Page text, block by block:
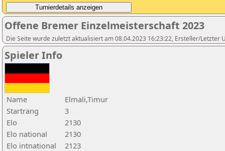
Offene Bremer Einzelmeisterschaft 2023
Die Seite wurde zuletzt aktualisiert am 08.04.2023 16:23:22, Ersteller/Letzter
Spieler Info
Name
Elmali,Timur
Startrang
3
Elo
2130
Elo national
2130
Elo intnational
2123